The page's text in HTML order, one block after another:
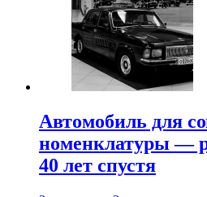
Автомобиль для
номенклатуры —
40 лет спустя